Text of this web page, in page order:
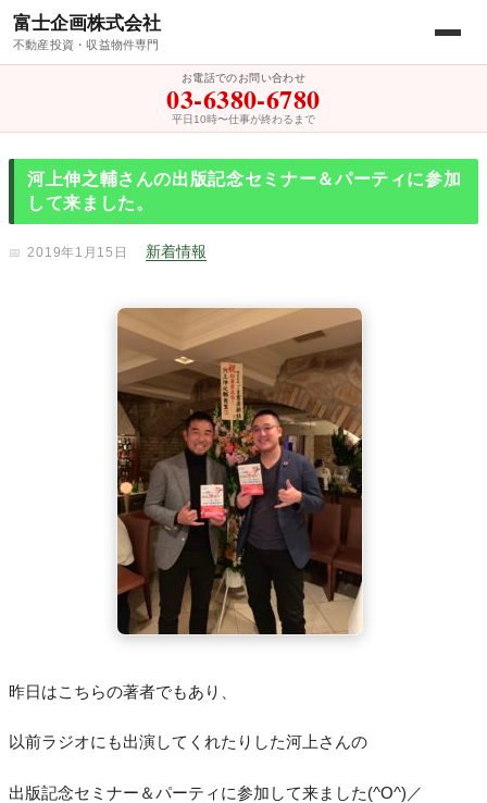
富士企画株式会社
不動産投資・収益物件専門
お電話でのお問い合わせ
03-6380-6780
平日10時〜仕事が終わるまで
河上伸之輔さんの出版記念セミナー＆パーティに参加
して来ました。
2019年1月15日 新着情報
昨日はこちらの著者でもあり、
以前ラジオにも出演してくれたりした河上さんの
出版記念セミナー＆パーティに参加して来ました(^O^)／